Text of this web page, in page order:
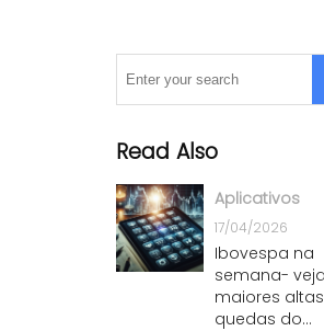
Read Also
Aplicativos
17/04/2026
Ibovespa na
semana-
maiores
quedas do